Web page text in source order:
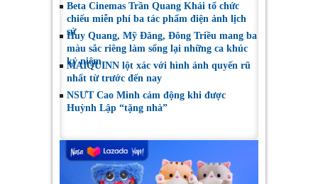
Beta Cinemas Trần Quang Khải tổ chức
chiếu miễn phí ba tác phẩm điện ảnh lịch
sử
Huy Quang, Mỹ Đăng, Đông Triều mang ba
màu sắc riêng làm sống lại những ca khúc
kỷ niệm
MAIQUINN lột xác với hình ảnh quyến rũ
nhất từ trước đến nay
NSƯT Cao Minh cảm động khi được
Huỳnh Lập “tặng nhà”